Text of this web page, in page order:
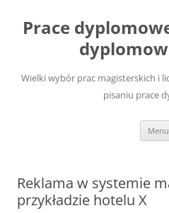
treści
Prace
Wielki wybór prac magisterskich i
pisaniu prace
Menu
Reklama w systemie
przykładzie hotelu X